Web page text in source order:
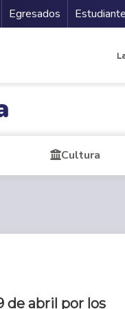
Egresados
Cultura
de abril por los